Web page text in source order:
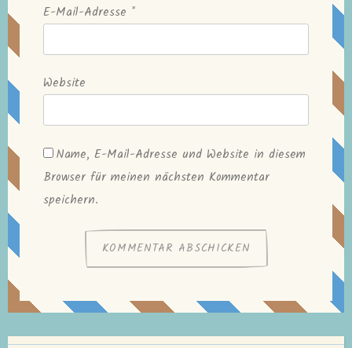
E-Mail-Adresse *
Website
Name, E-Mail-Adresse und Website in diesem
Browser für meinen nächsten Kommentar
speichern.